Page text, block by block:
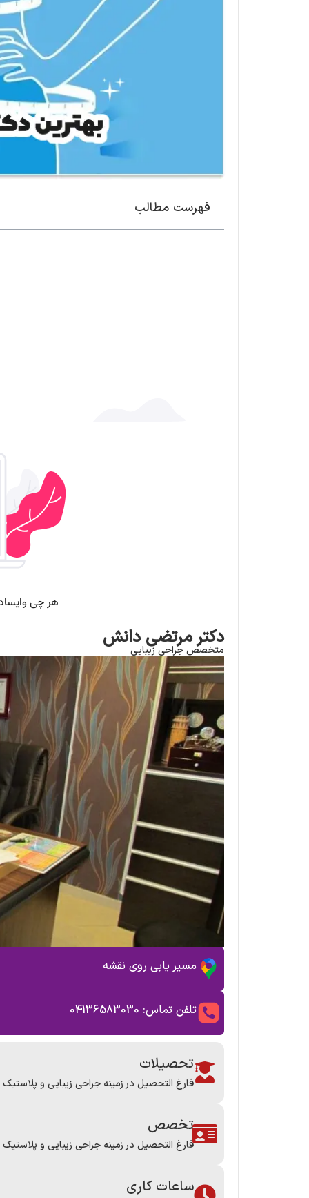
فهرست مطالب
دکتر مرتضی دانش
متخصص جراحی زیبایی
مسیر یابی روی نقشه
تلفن تماس: 04136583030
تحصیلات
فارغ التحصیل در زمینه جراحی زیبایی و پلاستیک
تخصص
فارغ التحصیل در زمینه جراحی زیبایی و پلاستیک
ساعات کاری